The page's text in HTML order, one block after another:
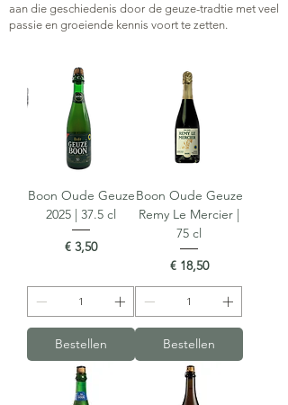
aan die geschiedenis door de geuze-tradtie met veel
passie en groeiende kennis voort te zetten.
Boon Oude Geuze
2025 | 37.5 cl
Prijs
€ 3,50
Bestellen
Boon Oude Geuze
Remy Le Mercier |
75 cl
Prijs
€ 18,50
Bestellen